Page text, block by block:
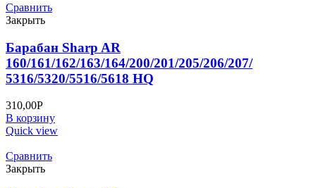
Сравнить
Закрыть
Барабан Sharp AR
160/161/162/163/164/200/201/205/206/207/
5316/5320/5516/5618 HQ
310,00Р
В корзину
Quick view
Сравнить
Закрыть